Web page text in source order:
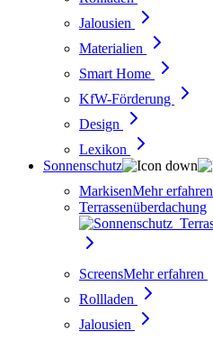
Jalousien
Materialien
Smart Home
KfW-Förderung
Design
Lexikon
Sonnenschutz
MarkisenMehr erfahren
Terrassenüberdachung
ScreensMehr erfahren
Rollladen
Jalousien